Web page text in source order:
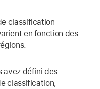
classification
en fonction des
avez défini des
classification,